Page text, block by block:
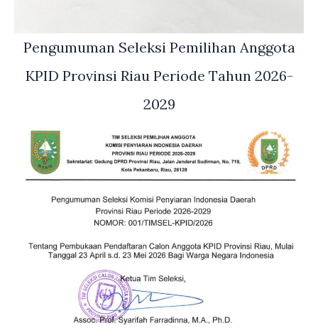
Pengumuman Seleksi Pemilihan Anggota
KPID Provinsi Riau Periode Tahun 2026-
2029